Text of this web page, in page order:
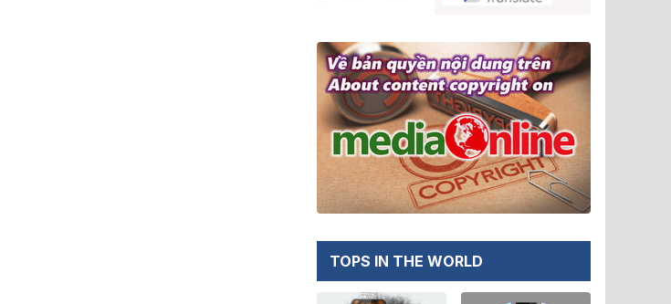
TOPS IN THE WORLD